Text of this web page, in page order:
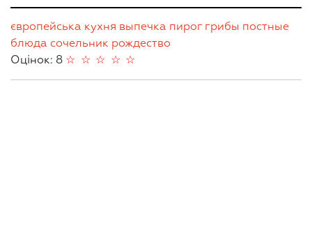
європейська кухня выпечка пирог грибы постные
блюда сочельник рождество
Оцінок: 8
☆
☆
☆
☆
☆